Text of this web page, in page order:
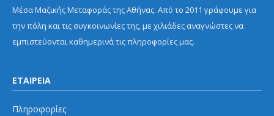
Μέσα Μαζικής Μεταφοράς της Αθήνας. Από το 2011 γράφουμε για
την πόλη και τις συγκοινωνίες της, με χιλιάδες αναγνώστες να
εμπιστεύονται καθημερινά τις πληροφορίες μας.
ΕΤΑΙΡΕΙΑ
Πληροφορίες